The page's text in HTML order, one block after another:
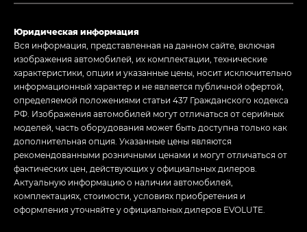
Юридическая информация
Вся информация, представленная на данном сайте, включая
изображения автомобилей, их комплектации, технические
характеристики, опции и указанные цены, носит исключительно
информационный характер и не является публичной офертой,
определяемой положениями статьи 437 Гражданского кодекса
РФ. Изображения автомобилей могут отличаться от серийных
моделей, часть оборудования может быть доступна только как
дополнительная опция. Указанные цены являются
рекомендованными розничными ценами и могут отличаться от
фактических цен, действующих у официальных дилеров.
Актуальную информацию о наличии автомобилей,
комплектациях, стоимости, условиях приобретения и
оформления уточняйте у официальных дилеров EVOLUTE.